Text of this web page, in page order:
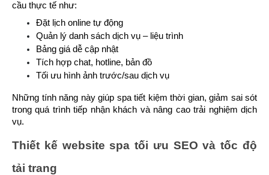
cầu thực tế như:
Đặt lịch online tự động
Quản lý danh sách dịch vụ – liệu trình
Bảng giá dễ cập nhật
Tích hợp chat, hotline, bản đồ
Tối ưu hình ảnh trước/sau dịch vụ
Những tính năng này giúp spa tiết kiệm thời gian, giảm sai sót
trong quá trình tiếp nhận khách và nâng cao trải nghiệm dịch
vụ.
Thiết kế website spa tối ưu SEO và tốc độ
tải trang